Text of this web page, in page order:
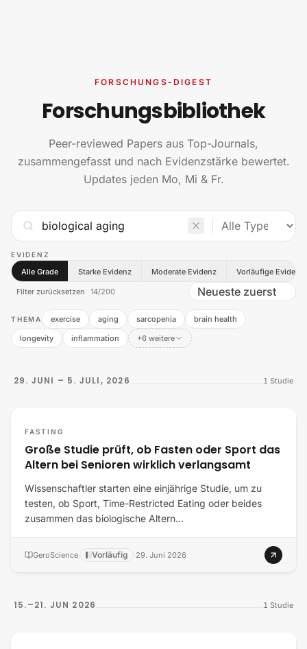
FORSCHUNGS-DIGEST
Forschungsbibliothek
Peer-reviewed Papers aus Top-Journals,
zusammengefasst und nach Evidenzstärke bewertet.
Updates jeden Mo, Mi & Fr.
EVIDENZ
Alle Grade Starke Evidenz Moderate Evidenz Vorläufige Evidenz
Filter zurücksetzen 14/200
THEMA exercise aging sarcopenia
brain health
longevity
inflammation +6 weitere
29. JUNI – 5. JULI, 2026 1 Studie
FASTING
Große Studie prüft, ob Fasten oder Sport das
Altern bei Senioren wirklich verlangsamt
Wissenschaftler starten eine einjährige Studie, um zu
testen, ob Sport, Time-Restricted Eating oder beides
zusammen das biologische Altern…
GeroScience· Vorläufig ·29. Juni 2026
15.–21. JUN 2026 1 Studie